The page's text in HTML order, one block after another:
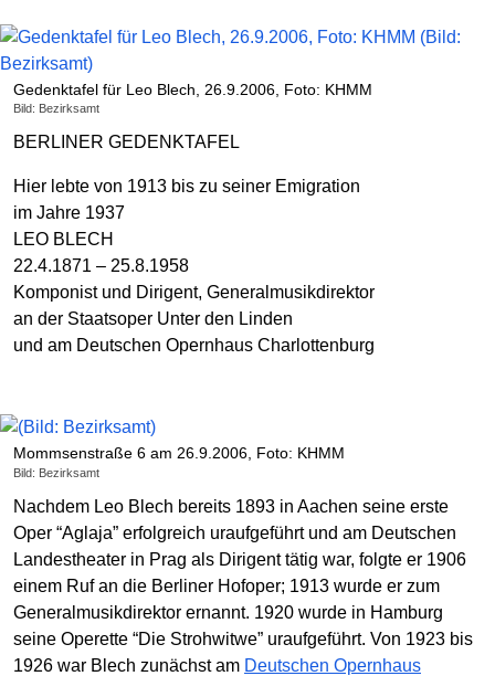
Gedenktafel für Leo Blech, 26.9.2006, Foto: KHMM
Bild: Bezirksamt
BERLINER GEDENKTAFEL
Hier lebte von 1913 bis zu seiner Emigration
im Jahre 1937
LEO BLECH
22.4.1871 – 25.8.1958
Komponist und Dirigent, Generalmusikdirektor
an der Staatsoper Unter den Linden
und am Deutschen Opernhaus Charlottenburg
Mommsenstraße 6 am 26.9.2006, Foto: KHMM
Bild: Bezirksamt
Nachdem Leo Blech bereits 1893 in Aachen seine erste
Oper “Aglaja” erfolgreich uraufgeführt und am Deutschen
Landestheater in Prag als Dirigent tätig war, folgte er 1906
einem Ruf an die Berliner Hofoper; 1913 wurde er zum
Generalmusikdirektor ernannt. 1920 wurde in Hamburg
seine Operette “Die Strohwitwe” uraufgeführt. Von 1923 bis
1926 war Blech zunächst am Deutschen Opernhaus